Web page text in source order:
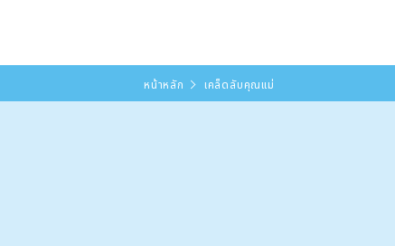
หน้าหลัก เคล็ดลับคุณแม่